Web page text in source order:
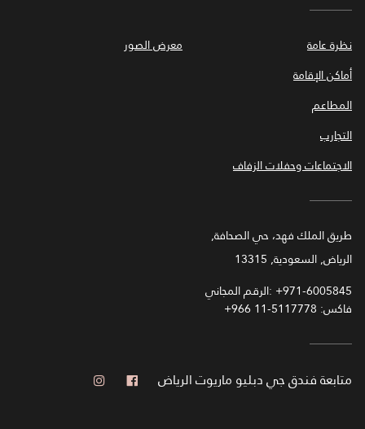
نظرة عامة
أماكن الإقامة
المطاعم
التجارب
الاجتماعات وحفلات الزفاف
معرض الصور
طريق الملك فهد، حي الصحافة,
الرياض, السعودية, 13315
الرقم المجاني: +971-6005845
فاكس: +966 11-5117778
متابعةفندق جي دبليو ماريوت الرياض فيس بوك